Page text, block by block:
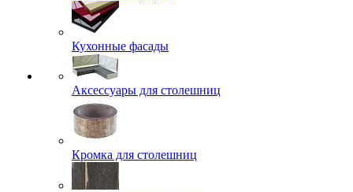
Кухонные фасады
Аксессуары для столешниц
Кромка для столешниц